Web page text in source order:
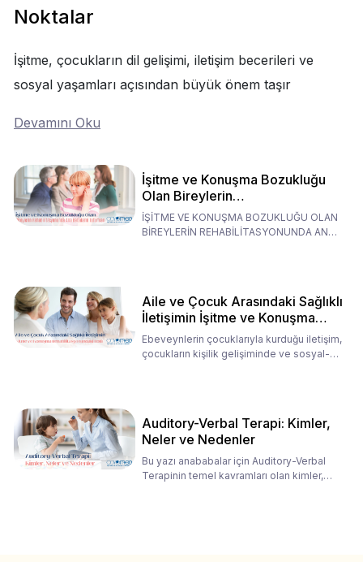
Noktalar
İşitme, çocukların dil gelişimi, iletişim becerileri ve
sosyal yaşamları açısından büyük önem taşır
Devamını Oku
İşitme ve Konuşma Bozukluğu
Olan Bireylerin
Rehabilitasyonunda Ana
Babaların Tutumları
İŞİTME VE KONUŞMA BOZUKLUĞU OLAN
BİREYLERİN REHABİLİTASYONUNDA ANA
Aile ve Çocuk Arasındaki Sağlıklı
İletişimin İşitme ve Konuşma
Rehabilitasyonundaki Rolü
Ebeveynlerin çocuklarıyla kurduğu iletişim,
çocukların kişilik gelişiminde ve sosyal-
Auditory-Verbal Terapi: Kimler,
Neler ve Nedenler
Bu yazı anababalar için Auditory-Verbal
Terapinin temel kavramları olan kimler,